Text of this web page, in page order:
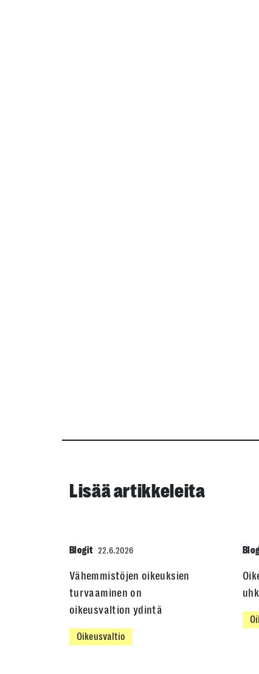
Lisää artikkeleita
Blogit 22.6.2026
Vähemmistöjen oikeuksien
turvaaminen on
oikeusvaltion ydintä
Oikeusvaltio